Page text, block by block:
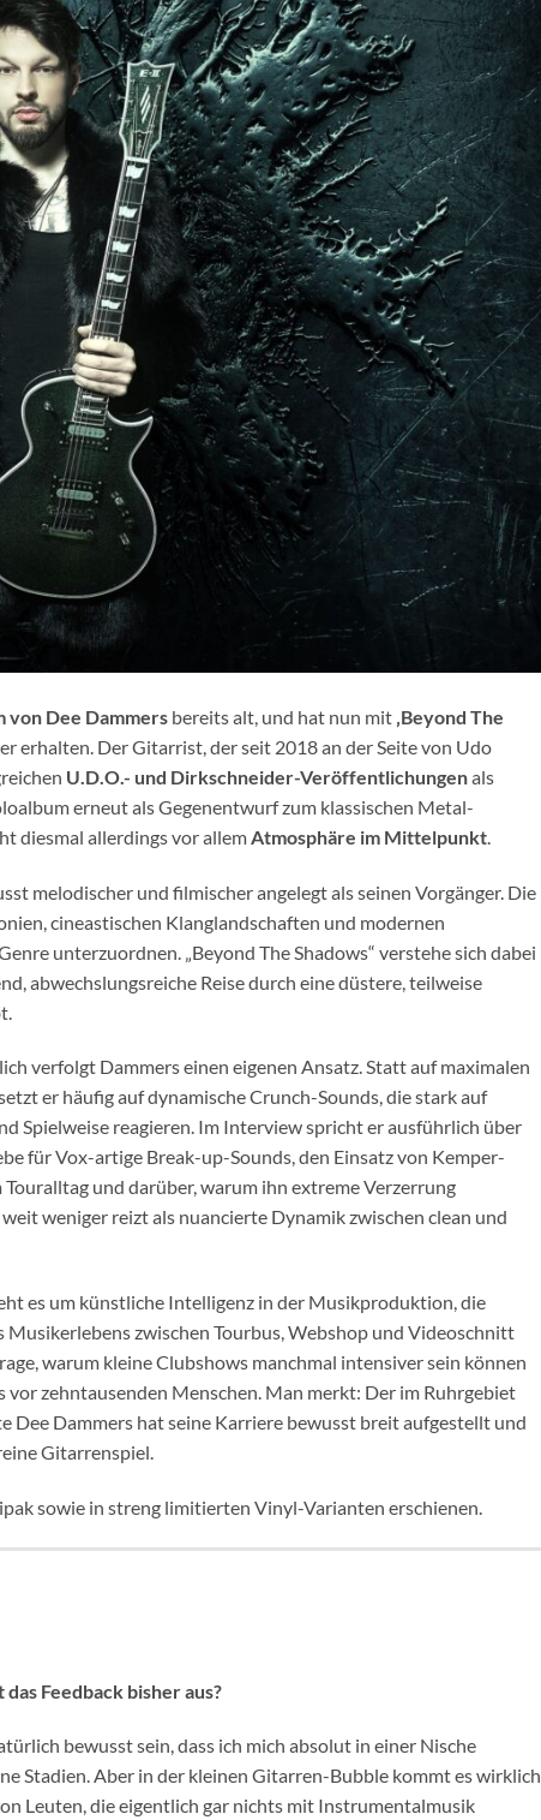
von Dee Dammers bereits alt, und hat nun mit ‚Beyond The
erhalten. Der Gitarrist, der seit 2018 an der Seite von Udo
U.D.O.- und Dirkschneider-Veröffentlichungenals
erneut als Gegenentwurf zum klassischen Metal-
diesmal allerdings vor allemAtmosphäre im Mittelpunkt.
melodischer und filmischer angelegt als seinen Vorgänger. Die
cineastischen Klanglandschaften und modernen
unterzuordnen. „Beyond The Shadows“ verstehe sich dabei
abwechslungsreiche Reise durch eine düstere, teilweise
verfolgt Dammers einen eigenen Ansatz. Statt auf maximalen
er häufig auf dynamische Crunch-Sounds, die stark auf
Spielweise reagieren. Im Interview spricht er ausführlich über
für Vox-artige Break-up-Sounds, den Einsatz von Kemper-
und darüber, warum ihn extreme Verzerrung
weniger reizt als nuancierte Dynamik zwischen clean und
es um künstliche Intelligenz in der Musikproduktion, die
Musikerlebens zwischen Tourbus, Webshop und Videoschnitt
warum kleine Clubshows manchmal intensiver sein können
vor zehntausenden Menschen. Man merkt: Der im Ruhrgebiet
Dee Dammers hat seine Karriere bewusst breit aufgestellt und
Gitarrenspiel.
sowie in streng limitierten Vinyl-Varianten erschienen.
Feedback bisher aus?
bewusst sein, dass ich mich absolut in einer Nische
Stadien. Aber in der kleinen Gitarren-Bubble kommt es wirklich
Leuten, die eigentlich gar nichts mit Instrumentalmusik